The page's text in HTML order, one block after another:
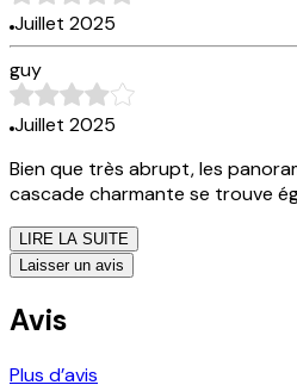
Juillet 2025
guy
Juillet 2025
Bien que très abrupt, les
cascade charmante se trouve
LIRE LA SUITE
Laisser un avis
Avis
Plus d’avis